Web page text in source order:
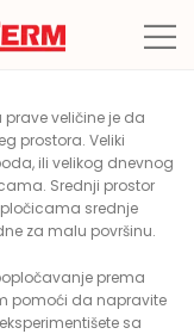
veličine je da
prostora. Veliki
ili velikog dnevnog
Srednji prostor
srednje
za malu površinu.
prema
pomoći da napravite
sa